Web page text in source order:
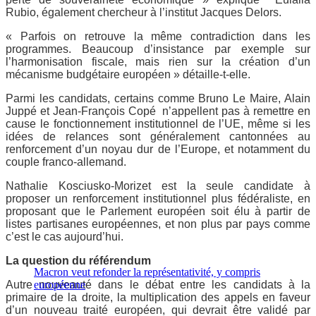
Rubio, également chercheur à l’institut Jacques Delors.
« Parfois on retrouve la même contradiction dans les
programmes. Beaucoup d’insistance par exemple sur
l’harmonisation fiscale, mais rien sur la création d’un
mécanisme budgétaire européen » détaille-t-elle.
Parmi les candidats, certains comme Bruno Le Maire, Alain
Juppé et Jean-François Copé n’appellent pas à remettre en
cause le fonctionnement institutionnel de l’UE, même si les
idées de relances sont généralement cantonnées au
renforcement d’un noyau dur de l’Europe, et notamment du
couple franco-allemand.
Nathalie Kosciusko-Morizet est la seule candidate à
proposer un renforcement institutionnel plus fédéraliste, en
proposant que le Parlement européen soit élu à partir de
listes partisanes européennes, et non plus par pays comme
c’est le cas aujourd’hui.
Macron veut refonder la représentativité, y compris
européenne
La question du référendum
Autre nouveauté dans le débat entre les candidats à la
primaire de la droite, la multiplication des appels en faveur
d’un nouveau traité européen, qui devrait être validé par